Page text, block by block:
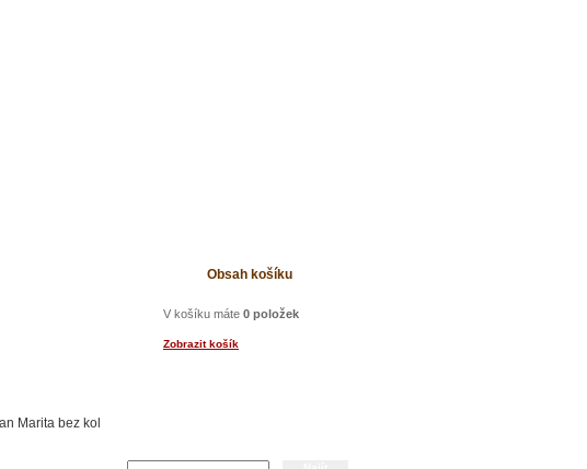
Obsah košíku
V košíku máte 0 položek
Zobrazit košík
Marita bez kol